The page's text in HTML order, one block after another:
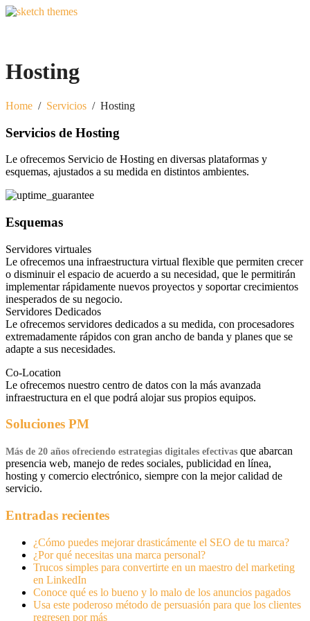
Hosting
Home / Servicios / Hosting
Servicios de Hosting
Le ofrecemos Servicio de Hosting en diversas plataformas y
esquemas, ajustados a su medida en distintos ambientes.
Esquemas
Servidores virtuales
Le ofrecemos una infraestructura virtual flexible que permiten crecer
o disminuir el espacio de acuerdo a su necesidad, que le permitirán
implementar rápidamente nuevos proyectos y soportar crecimientos
inesperados de su negocio.
Servidores Dedicados
Le ofrecemos servidores dedicados a su medida, con procesadores
extremadamente rápidos con gran ancho de banda y planes que se
adapte a sus necesidades.
Co-Location
Le ofrecemos nuestro centro de datos con la más avanzada
infraestructura en el que podrá alojar sus propios equipos.
Soluciones PM
Más de 20 años ofreciendo estrategias digitales efectivas que abarcan
presencia web, manejo de redes sociales, publicidad en línea,
hosting y comercio electrónico, siempre con la mejor calidad de
servicio.
Entradas recientes
¿Cómo puedes mejorar drasticámente el SEO de tu marca?
¿Por qué necesitas una marca personal?
Trucos simples para convertirte en un maestro del marketing
en LinkedIn
Conoce qué es lo bueno y lo malo de los anuncios pagados
Usa este poderoso método de persuasión para que los clientes
regresen por más